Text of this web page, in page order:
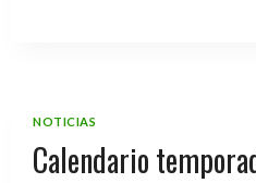
NOTICIAS
Calendario